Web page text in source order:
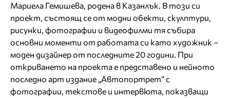
Мариела Гемишева, родена в Казанлък. В този си
проект, състоящ се от модни обекти, скулптури,
рисунки, фотографии и видеофилми тя събира
основни моменти от работата си като художник –
моден дизайнер от последните 20 години. При
откриването на проекта е представено и нейното
последно арт издание „Автопортрет” с
фотографии, текстове и интервюта, показващи